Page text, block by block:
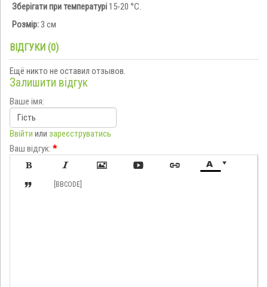
Зберігати при температурі15-20 °C.
Розмір:3 см
ВІДГУКИ (0)
Ещё никто не оставил отзывов.
Залишити відгук
Ваше імя:
Ввійти или зареєструватись
Ваш відгук: *

     
 [BBCODE]